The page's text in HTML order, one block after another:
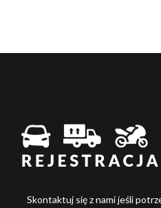
Skontaktuj się z nami jeśli